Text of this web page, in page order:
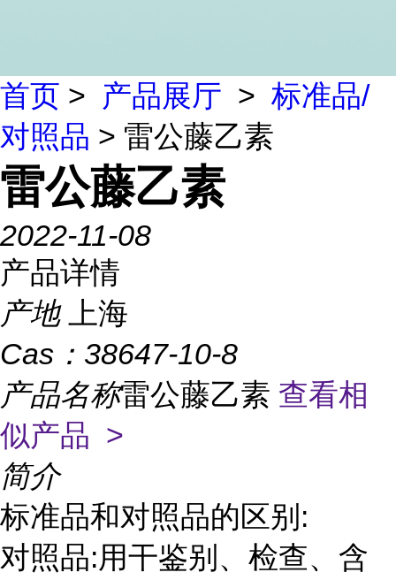
首页 > 产品展厅 > 标准品/
对照品 > 雷公藤乙素
雷公藤乙素
2022-11-08
产品详情
产地
上海
Cas： 38647-10-8
产品名称雷公藤乙素 查看相
似产品 >
简介
标准品和对照品的区别:
对照品:用干鉴别、检查、含